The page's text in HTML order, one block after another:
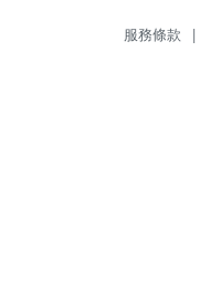
服務條款 |